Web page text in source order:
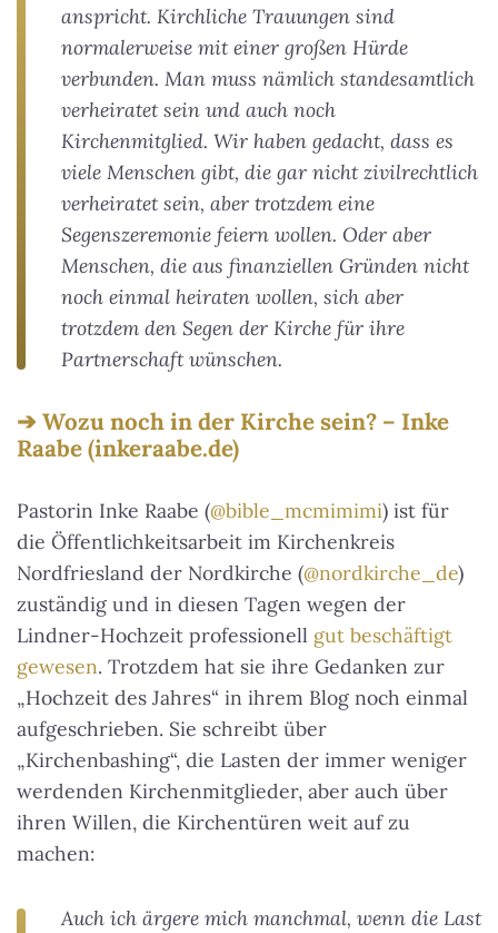
anspricht. Kirchliche Trauungen sind
normalerweise mit einer großen Hürde
verbunden. Man muss nämlich standesamtlich
verheiratet sein und auch noch
Kirchenmitglied. Wir haben gedacht, dass es
viele Menschen gibt, die gar nicht zivilrechtlich
verheiratet sein, aber trotzdem eine
Segenszeremonie feiern wollen. Oder aber
Menschen, die aus finanziellen Gründen nicht
noch einmal heiraten wollen, sich aber
trotzdem den Segen der Kirche für ihre
Partnerschaft wünschen.
Wozu noch in der Kirche sein? – Inke
Raabe (inkeraabe.de)
Pastorin Inke Raabe (@bible_mcmimimi) ist für
die Öffentlichkeitsarbeit im Kirchenkreis
Nordfriesland der Nordkirche (@nordkirche_de)
zuständig und in diesen Tagen wegen der
Lindner-Hochzeit professionell gut beschäftigt
gewesen. Trotzdem hat sie ihre Gedanken zur
„Hochzeit des Jahres“ in ihrem Blog noch einmal
aufgeschrieben. Sie schreibt über
„Kirchenbashing“, die Lasten der immer weniger
werdenden Kirchenmitglieder, aber auch über
ihren Willen, die Kirchentüren weit auf zu
machen:
Auch ich ärgere mich manchmal, wenn die Last